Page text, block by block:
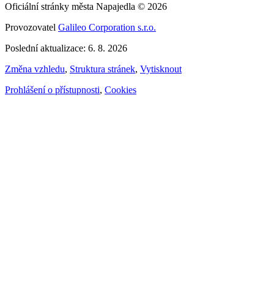
Oficiální stránky města Napajedla © 2026
Provozovatel Galileo Corporation s.r.o.
Poslední aktualizace: 6. 8. 2026
Změna vzhledu, Struktura stránek, Vytisknout
Prohlášení o přístupnosti, Cookies